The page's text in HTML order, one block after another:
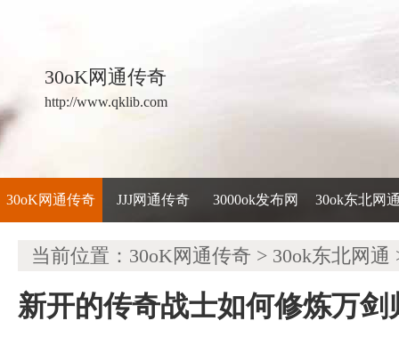
30oK网通传奇
http://www.qklib.com
30oK网通传奇 JJJ网通传奇 3000ok发布网 30ok东北网
当前位置： 30oK网通传奇 > 30ok东北网通
新开的传奇战士如何修炼万剑